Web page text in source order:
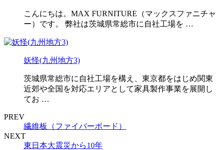
こんにちは。MAX FURNITURE（マックスファニチャ
ー）です。 弊社は茨城県常総市に自社工場を …
妖怪(九州地方3)
茨城県常総市に自社工場を構え、東京都をはじめ関東
近郊や全国を対応エリアとして家具製作事業を展開し
てお …
PREV
繊維板（ファイバーボード）
NEXT
東日本大震災から10年